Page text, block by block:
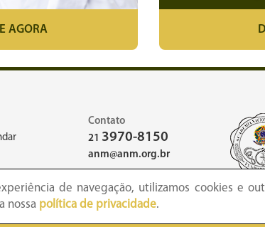
AGORA
Contato
21 3970-8150
anm@anm.org.br
de navegação, utilizamos cookies e
nossa política de privacidade.